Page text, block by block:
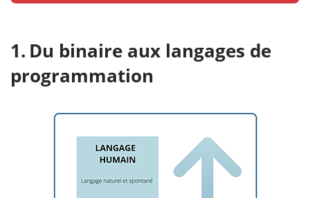
Du binaire aux langages de
programmation